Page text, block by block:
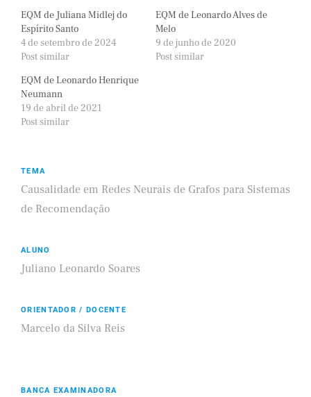
EQM de Juliana Midlej do
Espírito Santo
4 de setembro de 2024
Post similar
EQM de Leonardo Alves de
Melo
9 de junho de 2020
Post similar
EQM de Leonardo Henrique
Neumann
19 de abril de 2021
Post similar
TEMA
Causalidade em Redes Neurais de Grafos para Sistemas
de Recomendação
ALUNO
Juliano Leonardo Soares
ORIENTADOR / DOCENTE
Marcelo da Silva Reis
BANCA EXAMINADORA